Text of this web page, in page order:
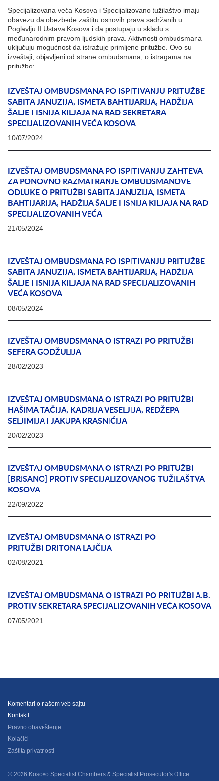
Specijalizovana veća Kosova i Specijalizovano tužilaštvo imaju
obavezu da obezbede zaštitu osnovih prava sadržanih u
Poglavlju II Ustava Kosova i da postupaju u skladu s
međunarodnim pravom ljudskih prava. Aktivnosti ombudsmana
uključuju mogućnost da istražuje primljene pritužbe. Ovo su
izveštaji, objavljeni od strane ombudsmana, o istragama na
pritužbe:
IZVEŠTAJ OMBUDSMANA PO ISPITIVANJU PRITUŽBE
SABITA JANUZIJA, ISMETA BAHTIJARIJA, HADŽIJA
ŠALJE I ISNIJA KILJAJA NA RAD SEKRETARA
SPECIJALIZOVANIH VEĆA KOSOVA
10/07/2024
IZVEŠTAJ OMBUDSMANA PO ISPITIVANJU ZAHTEVA
ZA PONOVNO RAZMATRANJE OMBUDSMANOVE
ODLUKE O PRITUŽBI SABITA JANUZIJA, ISMETA
BAHTIJARIJA, HADŽIJA ŠALJE I ISNIJA KILJAJA NA RAD
SPECIJALIZOVANIH VEĆA
21/05/2024
IZVEŠTAJ OMBUDSMANA PO ISPITIVANJU PRITUŽBE
SABITA JANUZIJA, ISMETA BAHTIJARIJA, HADŽIJA
ŠALJE I ISNIJA KILJAJA NA RAD SPECIJALIZOVANIH
VEĆA KOSOVA
08/05/2024
IZVEŠTAJ OMBUDSMANA O ISTRAZI PO PRITUŽBI
SEFERA GODŽULIJA
28/02/2023
IZVEŠTAJ OMBUDSMANA O ISTRAZI PO PRITUŽBI
HAŠIMA TAČIJA, KADRIJA VESELJIJA, REDŽEPA
SELJIMIJA I JAKUPA KRASNIĆIJA
20/02/2023
IZVEŠTAJ OMBUDSMANA O ISTRAZI PO PRITUŽBI
[BRISANO] PROTIV SPECIJALIZOVANOG TUŽILAŠTVA
KOSOVA
22/09/2022
IZVEŠTAJ OMBUDSMANA O ISTRAZI PO
PRITUŽBI DRITONA LAJČIJA
02/08/2021
IZVEŠTAJ OMBUDSMANA O ISTRAZI PO PRITUŽBI A.B.
PROTIV SEKRETARA SPECIJALIZOVANIH VEĆA KOSOVA
07/05/2021
© 2026 Kosovo Specialist Chambers & Specialist Prosecutor's Office
Komentari o našem veb sajtu
Kontakti
Pravno obaveštenje
Kolačići
Zaštita privatnosti